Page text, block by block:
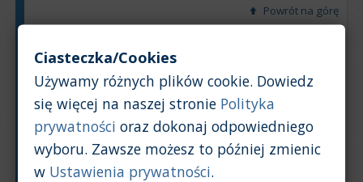
Powrót na górę
Średnia wartość rynkowa samochodu [PLN]
Ciasteczka/Cookies
Używamy różnych plików cookie. Dowiedz
się więcej na naszej stronie Polityka
prywatności oraz dokonaj odpowiedniego
wyboru. Zawsze możesz to później zmienic
w Ustawienia prywatności.